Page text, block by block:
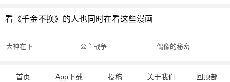
看《千金不换》的人也同时在看这些漫画
大神在下 公主战争 偶像的秘密
首页 App下载 投稿 关于我们 回顶部